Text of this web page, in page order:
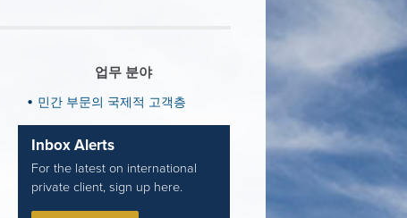
업무 분야
민간 부문의 국제적 고객층
Inbox Alerts
For the latest on international
private client, sign up here.